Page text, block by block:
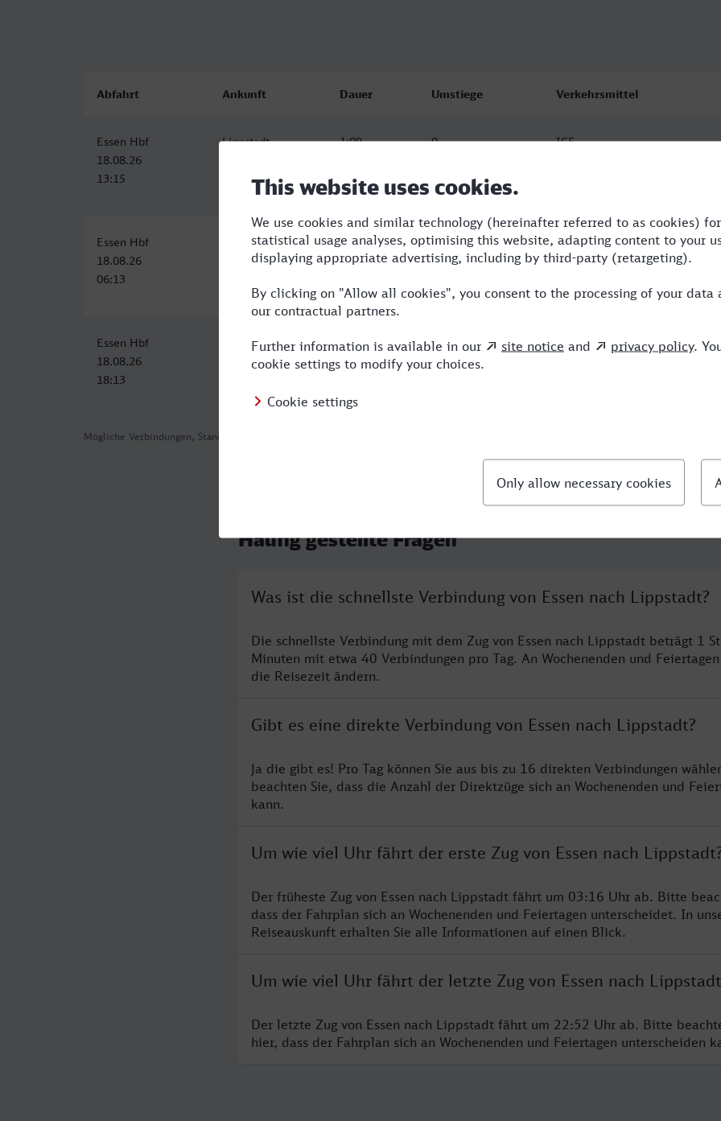
Mögliche Verbindungen, Stand: 2026-08-04 13:02
Abfahrt Ankunft Dauer Umstiege Verkehrsmittel
Essen Hbf
18.08.26
13:15
Lippstadt
1:09 0 ICE
Essen Hbf
18.08.26
06:13
Lippstadt
18.08.26
1:17 0 NX
Essen Hbf
18.08.26
18:13
Lippstadt
18.08.26
1:17 0 NX
Häufig gestellte Fragen
Was ist die schnellste Verbindung von Essen nach Lippstadt?
Die schnellste Verbindung mit dem Zug von Essen nach Lippstadt beträgt 1
Minuten mit etwa 40 Verbindungen pro Tag. An Wochenenden und
die Reisezeit ändern.
Gibt es eine direkte Verbindung von Essen nach Lippstadt?
Ja die gibt es! Pro Tag können Sie aus bis zu 16 direkten Verbindungen
beachten Sie, dass die Anzahl der Direktzüge sich an Wochenenden und
kann.
Um wie viel Uhr fährt der erste Zug von Essen nach
Der früheste Zug von Essen nach Lippstadt fährt um 03:16 Uhr ab. Bitte
dass der Fahrplan sich an Wochenenden und Feiertagen unterscheidet. In
Reiseauskunft erhalten Sie alle Informationen auf einen Blick.
Um wie viel Uhr fährt der letzte Zug von Essen nach
Der letzte Zug von Essen nach Lippstadt fährt um 22:52 Uhr ab. Bitte
hier, dass der Fahrplan sich an Wochenenden und Feiertagen unterscheiden